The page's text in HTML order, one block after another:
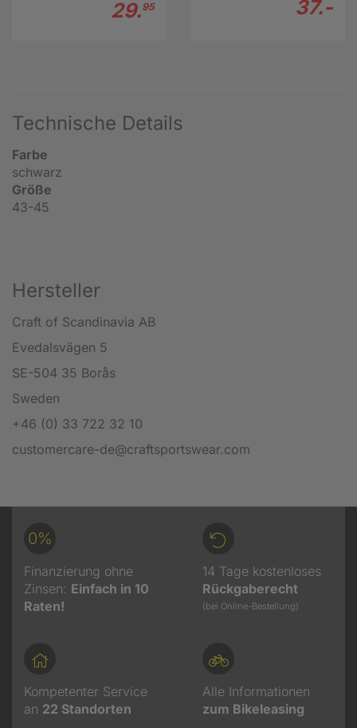
29.95 37.-
Technische Details
Farbe
schwarz
Größe
43-45
Hersteller
Craft of Scandinavia AB
Evedalsvägen 5
SE-504 35 Borås
Sweden
+46 (0) 33 722 32 10
customercare-de@craftsportswear.com
0%
Finanzierung ohne
Zinsen: Einfach in 10
Raten!
14 Tage kostenloses
Rückgaberecht
(bei Online-Bestellung)
Kompetenter Service
an 22 Standorten
Alle Informationen
zum Bikeleasing